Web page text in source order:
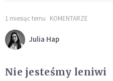
1 miesiąc temu KOMENTARZE
Julia Hap
Nie jesteśmy leniwi